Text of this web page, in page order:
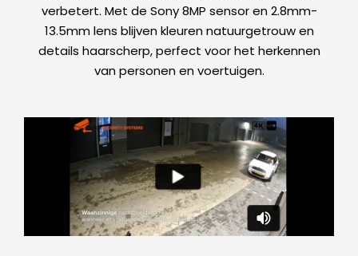
verbetert. Met de Sony 8MP sensor en 2.8mm-
13.5mm lens blijven kleuren natuurgetrouw en
details haarscherp, perfect voor het herkennen
van personen en voertuigen.